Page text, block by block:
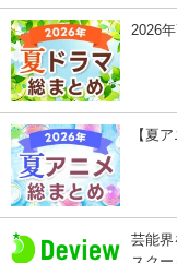
2026
【夏
芸能界